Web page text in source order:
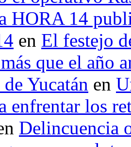
HORA 14
en El festejo
que el año
Yucatán en
enfrentar los
Delincuencia